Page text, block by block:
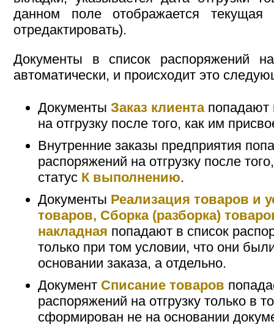
данном поле отображается
отредактировать).
Документы в список распоряжений
автоматически, и происходит это
Документы Заказ клиентапопадают
на отгрузку после того, как им
Внутренние заказы предприятия
распоряжений на отгрузку после
статус К выполнению.
Документы Реализация товаров и
товаров, Сборка (разборка)
накладная попадают в список
только при том условии, что они
основании заказа, а отдельно.
Документ Списание товаров
распоряжений на отгрузку только в
сформирован не на основании